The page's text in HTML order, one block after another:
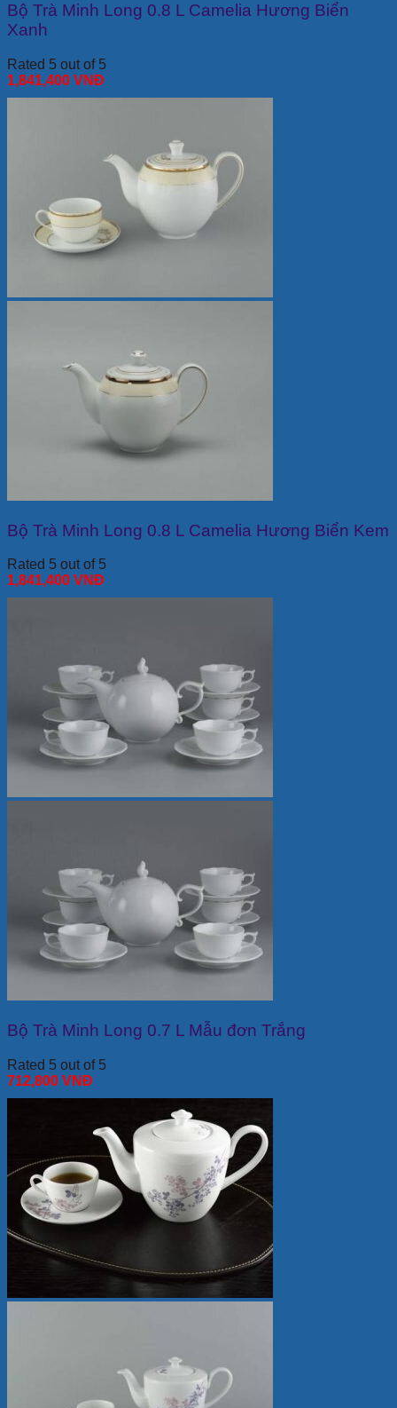
Bộ Trà Minh Long 0.8 L Camelia Hương Biển
Xanh
Rated 5 out of 5
1,841,400 VNĐ
Bộ Trà Minh Long 0.8 L Camelia Hương Biển Kem
Rated 5 out of 5
1,841,400 VNĐ
Bộ Trà Minh Long 0.7 L Mẫu đơn Trắng
Rated 5 out of 5
712,800 VNĐ